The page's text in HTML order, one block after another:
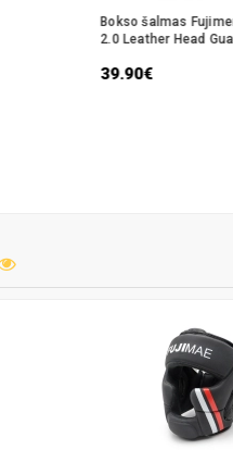
Bokso šalmas
2.0 Leather Head
39.90€